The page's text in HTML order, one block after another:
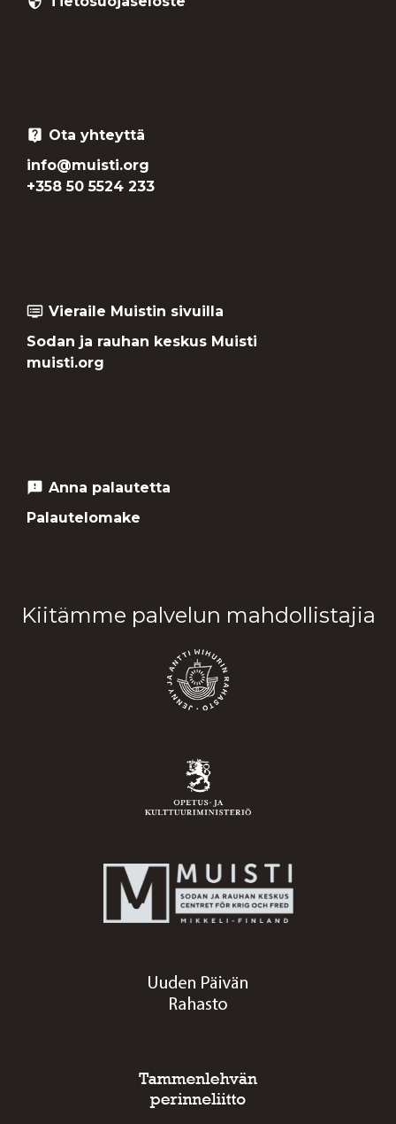
live_help
Ota yhteyttä
info@muisti.org
+358 50 5524 233
dvr Vieraile Muistin sivuilla
Sodan ja rauhan keskus Muisti
muisti.org
feedback Anna palautetta
Palautelomake
Kiitämme palvelun mahdollistajia